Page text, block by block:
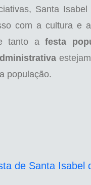
Santa
com a cultura e
tanto afesta
população.
de Santa Isabel